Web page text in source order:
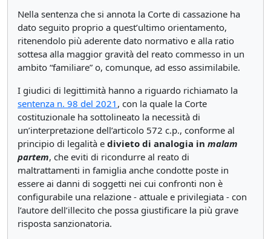
Nella sentenza che si annota la Corte di cassazione ha
dato seguito proprio a quest’ultimo orientamento,
ritenendolo più aderente dato normativo e alla ratio
sottesa alla maggior gravità del reato commesso in un
ambito “familiare” o, comunque, ad esso assimilabile.
I giudici di legittimità hanno a riguardo richiamato la
sentenza n. 98 del 2021 , con la quale la Corte
costituzionale ha sottolineato la necessità di
un’interpretazione dell’articolo 572 c.p., conforme al
principio di legalità e divieto di analogia in malam
partem, che eviti di ricondurre al reato di
maltrattamenti in famiglia anche condotte poste in
essere ai danni di soggetti nei cui confronti non è
configurabile una relazione - attuale e privilegiata - con
l’autore dell’illecito che possa giustificare la più grave
risposta sanzionatoria.